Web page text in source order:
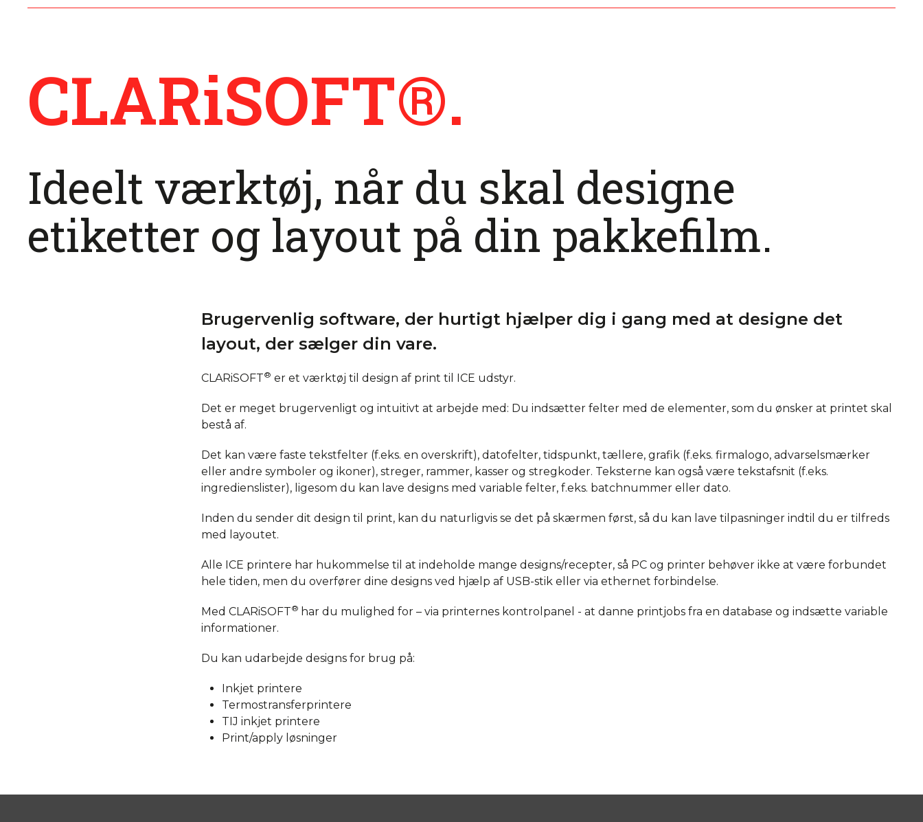
CLARiSOFT®.
Ideelt værktøj, når du skal designe
etiketter og layout på din pakkefilm.
Brugervenlig software, der hurtigt hjælper dig i gang med at designe det
layout, der sælger din vare.
CLARiSOFT® er et værktøj til design af print til ICE udstyr.
Det er meget brugervenligt og intuitivt at arbejde med: Du indsætter felter med de elementer, som du ønsker at printet skal
bestå af.
Det kan være faste tekstfelter (f.eks. en overskrift), datofelter, tidspunkt, tællere, grafik (f.eks. firmalogo, advarselsmærker
eller andre symboler og ikoner), streger, rammer, kasser og stregkoder. Teksterne kan også være tekstafsnit (f.eks.
ingredienslister), ligesom du kan lave designs med variable felter, f.eks. batchnummer eller dato.
Inden du sender dit design til print, kan du naturligvis se det på skærmen først, så du kan lave tilpasninger indtil du er tilfreds
med layoutet.
Alle ICE printere har hukommelse til at indeholde mange designs/recepter, så PC og printer behøver ikke at være forbundet
hele tiden, men du overfører dine designs ved hjælp af USB-stik eller via ethernet forbindelse.
Med CLARiSOFT® har du mulighed for – via printernes kontrolpanel - at danne printjobs fra en database og indsætte variable
informationer.
Du kan udarbejde designs for brug på:
Inkjet printere
Termostransferprintere
TIJ inkjet printere
Print/apply løsninger